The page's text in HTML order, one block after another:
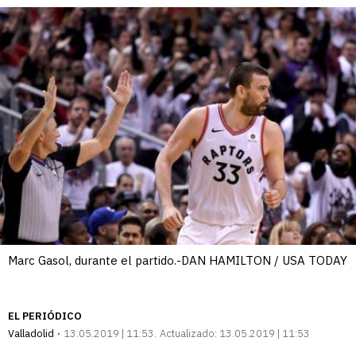
Marc Gasol, durante el partido.-DAN HAMILTON / USA TODAY
EL PERIÓDICO
Valladolid
13.05.2019 | 11:53 Actualizado: 13.05.2019 | 11:53